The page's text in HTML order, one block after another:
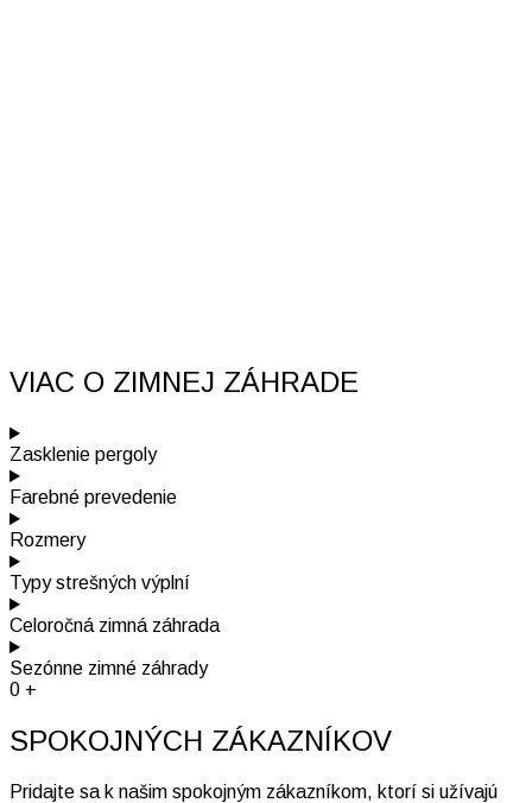
VIAC O ZIMNEJ ZÁHRADE
Zasklenie pergoly
Farebné prevedenie
Rozmery
Typy strešných výplní
Celoročná zimná záhrada
Sezónne zimné záhrady
0 +
SPOKOJNÝCH ZÁKAZNÍKOV
Pridajte sa k našim spokojným zákazníkom, ktorí si užívajú